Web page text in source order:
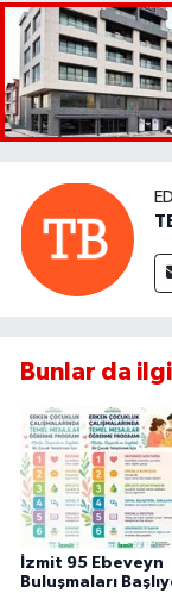
Bunlar da
İzmit 95 Ebeveyn
Buluşmaları